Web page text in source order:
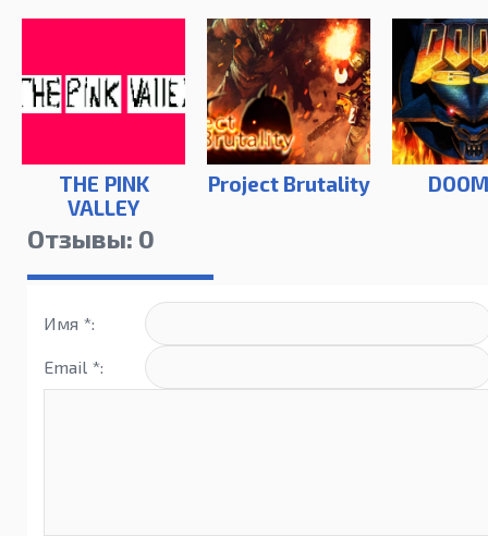
THE PINK
VALLEY
Project Brutality
Отзывы: 0
Имя *:
Email *: